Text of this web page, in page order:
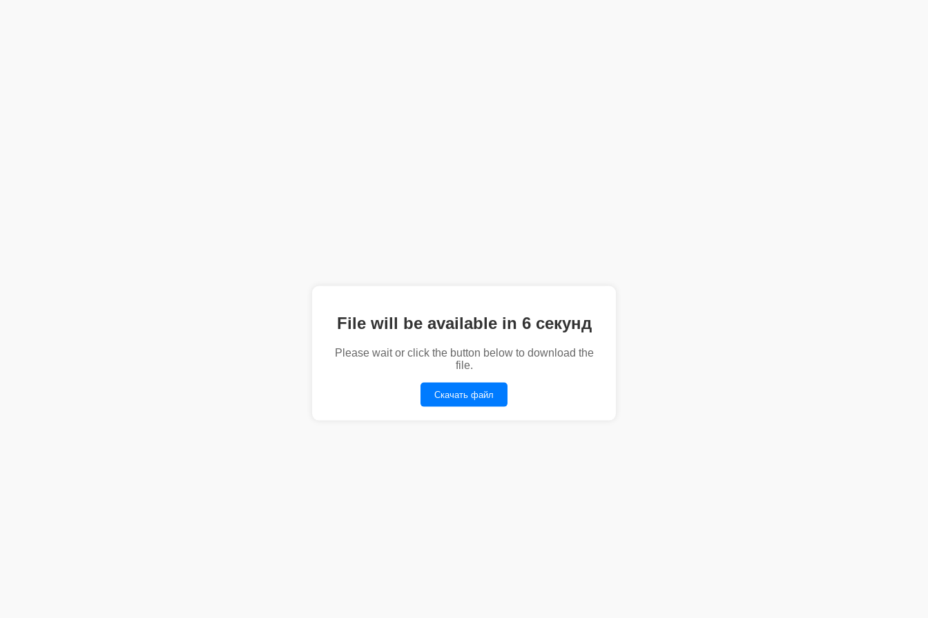
File will be available in 6 секунд
Please wait or click the button below to download the
file.
Скачать файл